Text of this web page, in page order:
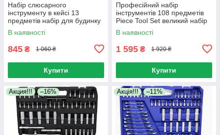
Набір слюсарного
інструменту в кейсі 13
предметів набір для будинку
молоток плоскогубці рулетка
В наявності
845 ₴ 1 060 ₴
Купити
Професійний набір
інструментів 108 предметів
Piece Tool Set великий набір
головок з тріскачками
В наявності
1 595 ₴ 1 920 ₴
Купити
Акция!!! –16% Акція!!! –11%